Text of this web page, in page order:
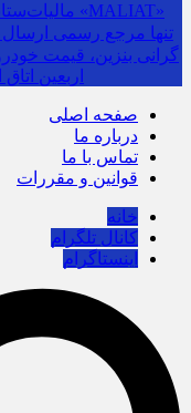
تنها مرجع رسمی ارسال
گرانی بنزین، قیمت
اربعین
صفحه اصلی
درباره ما
تماس با ما
قوانین و مقررات
خانه
کانال تلگرام
اینستاگرام